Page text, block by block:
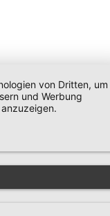
von Dritten, um
und Werbung